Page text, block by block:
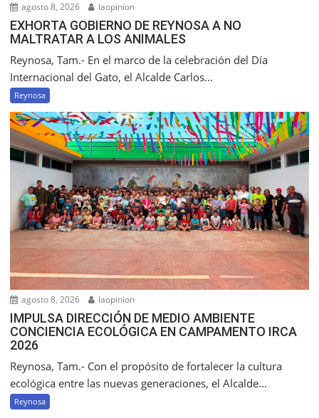
agosto 8, 2026 laopinion
EXHORTA GOBIERNO DE REYNOSA A NO
MALTRATAR A LOS ANIMALES
Reynosa, Tam.- En el marco de la celebración del Día
Internacional del Gato, el Alcalde Carlos...
Reynosa
agosto 8, 2026 laopinion
IMPULSA DIRECCIÓN DE MEDIO AMBIENTE
CONCIENCIA ECOLÓGICA EN CAMPAMENTO IRCA
2026
Reynosa, Tam.- Con el propósito de fortalecer la cultura
ecológica entre las nuevas generaciones, el Alcalde...
Reynosa